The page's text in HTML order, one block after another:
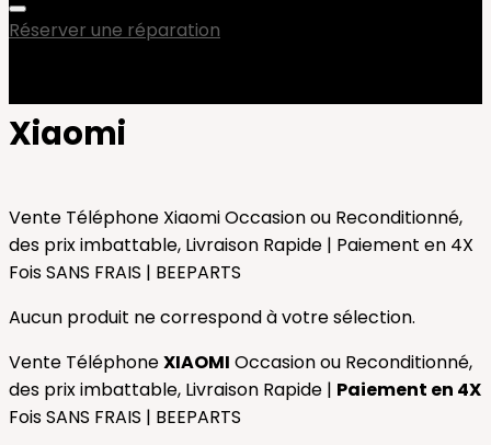
Réserver une réparation
Xiaomi
Vente Téléphone Xiaomi Occasion ou Reconditionné,
des prix imbattable, Livraison Rapide | Paiement en 4X
Fois SANS FRAIS | BEEPARTS
Aucun produit ne correspond à votre sélection.
Vente TéléphoneXIAOMI Occasion ou Reconditionné,
des prix imbattable, Livraison Rapide | Paiement en 4X
Fois SANS FRAIS | BEEPARTS